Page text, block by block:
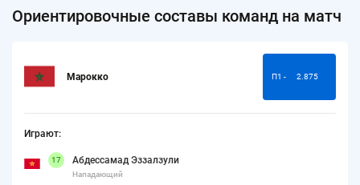
Ориентировочные составы команд на матч
Марокко П1 - 2.875
Играют:
17 Абдессамад Эззалзули
Нападающий